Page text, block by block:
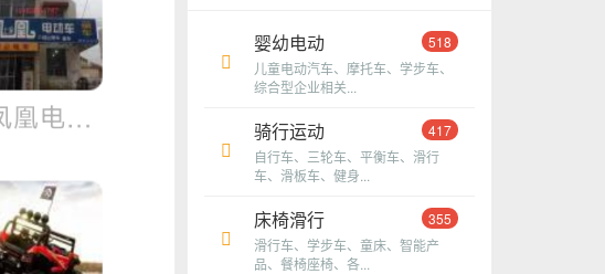
婴幼电动
518
儿童电动汽车、摩托车、学步车、
综合型企业相关...
骑行运动
417
自行车、三轮车、平衡车、滑行
车、滑板车、健身...
床椅滑行
355
滑行车、学步车、童床、智能产
品、餐椅座椅、各...